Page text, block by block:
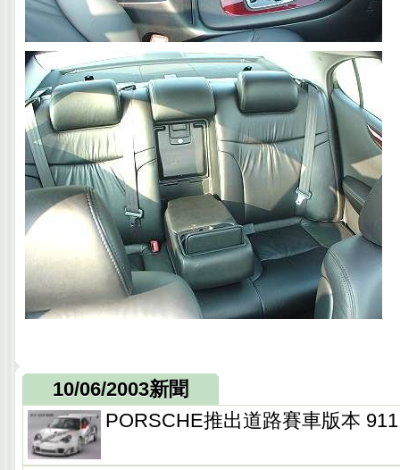
10/06/2003新聞
PORSCHE推出道路賽車版本